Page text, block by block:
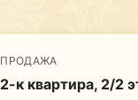
ПРОДАЖА
2-к квартира, 2/2